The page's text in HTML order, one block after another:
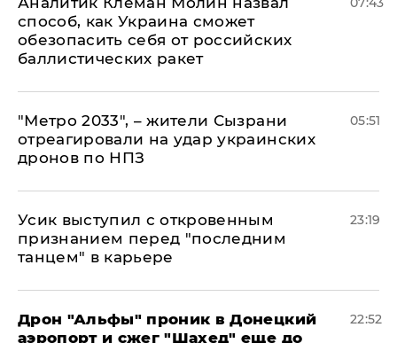
способ, как Украина сможет
обезопасить себя от российских
баллистических ракет
"Метро 2033", – жители Сызрани
отреагировали на удар украинских
дронов по НПЗ
05:51
Усик выступил с откровенным
признанием перед "последним
танцем" в карьере
23:19
Дрон "Альфы" проник в Донецкий
аэропорт и сжег "Шахед" еще до
22:52